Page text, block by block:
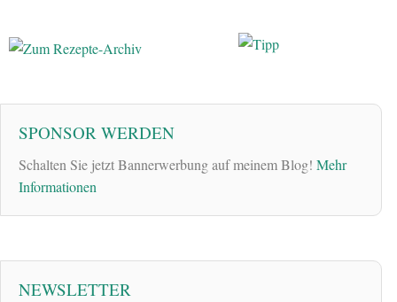
SPONSOR WERDEN
Schalten Sie jetzt Bannerwerbung auf meinem Blog! Mehr
Informationen
NEWSLETTER